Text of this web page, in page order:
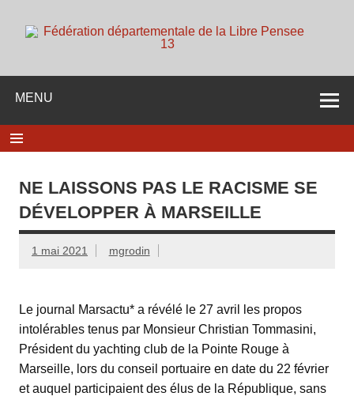
content
dieu ni maitre
MENU
NE LAISSONS PAS LE RACISME SE
DÉVELOPPER À MARSEILLE
1 mai 2021 mgrodin
Le journal Marsactu* a révélé le 27 avril les propos
intolérables tenus par Monsieur Christian Tommasini,
Président du yachting club de la Pointe Rouge à
Marseille, lors du conseil portuaire en date du 22 février
et auquel participaient des élus de la République, sans